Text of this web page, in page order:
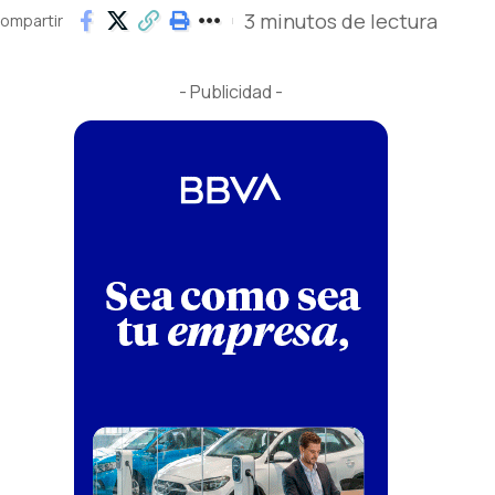
3 minutos de lectura
- Publicidad -